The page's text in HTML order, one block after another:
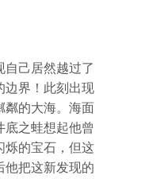
自己居然越过了
边界！此刻出现
粼的大海。海面
底之蛙想起他曾
烁的宝石，但这
他把这新发现的